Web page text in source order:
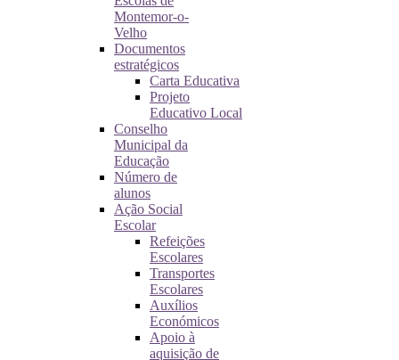
Montemor-o-
Velho
Documentos
estratégicos
Carta Educativa
Projeto
Educativo Local
Conselho
Municipal da
Educação
Número de
alunos
Ação Social
Escolar
Refeições
Escolares
Transportes
Escolares
Auxílios
Económicos
Apoio à
aquisição de